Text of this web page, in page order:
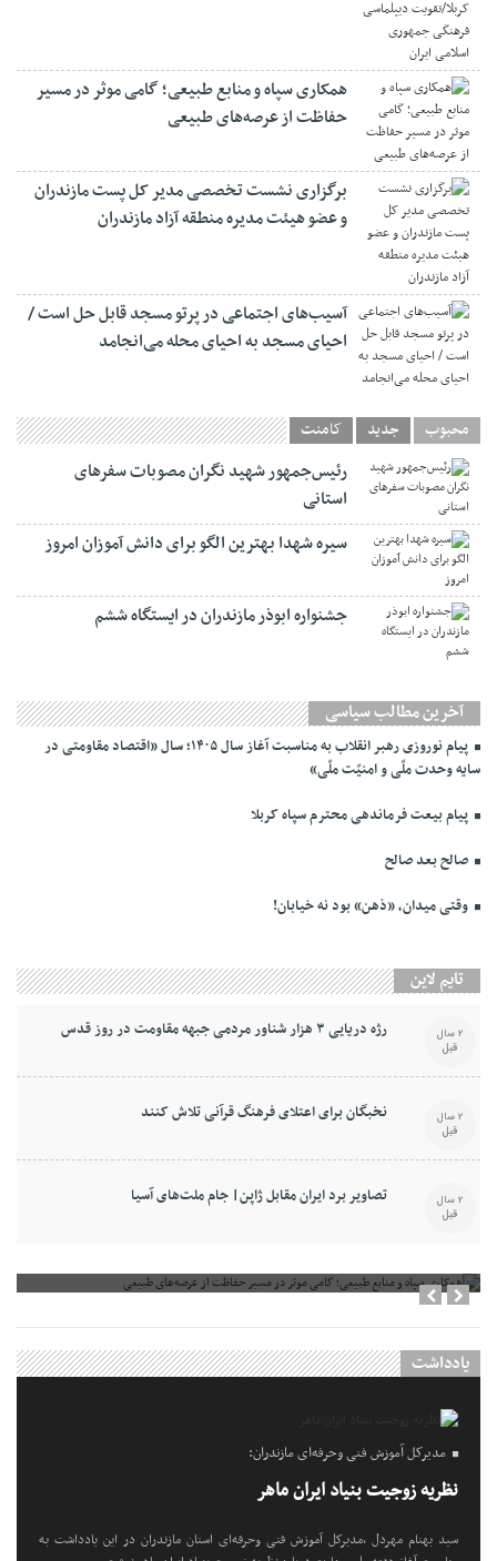
همکاری سپاه و منابع طبیعی؛ گامی موثر در مسیر
حفاظت از عرصه‌های طبیعی
برگزاری نشست تخصصی مدیر کل پست مازندران
و عضو هیئت مدیره منطقه آزاد مازندران
آسیب‌های اجتماعی در پرتو مسجد قابل حل است /
احیای مسجد به احیای محله می‌انجامد
محبوب جدید کامنت
رئیس‌جمهور شهید نگران مصوبات سفرهای
استانی
سیره شهدا بهترین الگو برای دانش آموزان امروز
جشنواره ابوذر مازندران در ایستگاه ششم
آخرین مطالب سیاسی
پیام نوروزی رهبر انقلاب به مناسبت آغاز سال ۱۴۰۵؛ سال «اقتصاد مقاومتی در
سایه وحدت ملّی و امنیّت ملّی»
پیام بیعت فرماندهی محترم سپاه کربلا
صالح بعد صالح
وقتی میدان، «ذهن» بود نه خیابان!
تایم لاین
رژه دریایی ۳ هزار شناور مردمی جبهه مقاومت در روز قدس 2 سال
قبل
نخبگان برای اعتلای فرهنگ قرآنی تلاش کنند 2 سال
قبل
تصاویر برد ایران مقابل ژاپن| جام ملت‌های آسیا 2 سال
قبل
یادداشت
مدیرکل آموزش فنی وحرفه‌ای مازندران:
نظریه زوجیت بنیاد ایران ماهر
سید بهنام مهردل ،مدیرکل آموزش فنی وحرفه‌ای استان مازندران در این یادداشت به